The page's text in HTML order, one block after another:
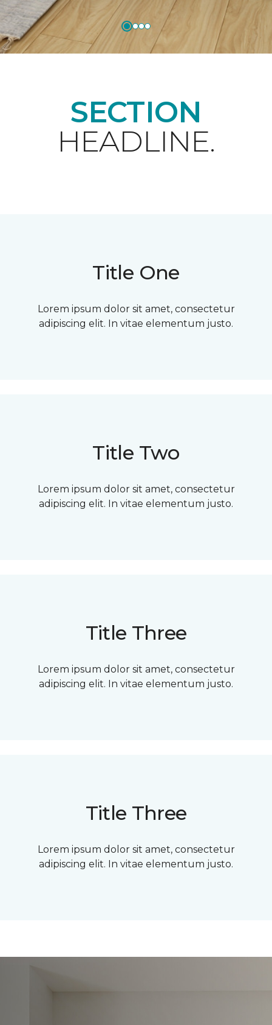
SECTION
HEADLINE.
Title One
Lorem ipsum dolor sit amet, consectetur
adipiscing elit. In vitae elementum justo.
Title Two
Lorem ipsum dolor sit amet, consectetur
adipiscing elit. In vitae elementum justo.
Title Three
Lorem ipsum dolor sit amet, consectetur
adipiscing elit. In vitae elementum justo.
Title Three
Lorem ipsum dolor sit amet, consectetur
adipiscing elit. In vitae elementum justo.